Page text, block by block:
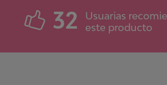
32
Usuarias
este producto